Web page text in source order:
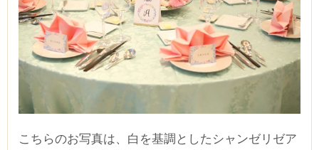
こちらのお写真は、白を基調としたシャンゼリゼア
CLOSE